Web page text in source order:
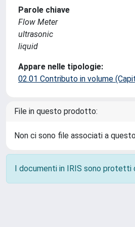
Parole chiave
Flow Meter
ultrasonic
liquid
Appare nelle tipologie:
02.01 Contributo in volume
File in questo prodotto:
Non ci sono file associati a
I documenti in IRIS sono protetti